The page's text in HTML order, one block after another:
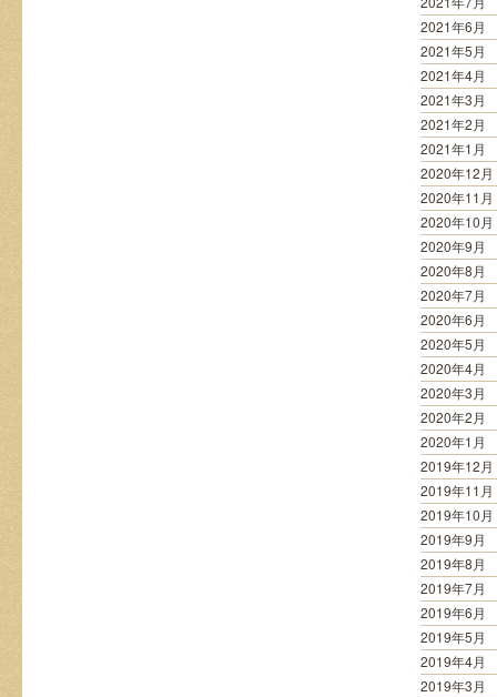
2021年6月
2021年5月
2021年4月
2021年3月
2021年2月
2021年1月
2020年12月
2020年11月
2020年10月
2020年9月
2020年8月
2020年7月
2020年6月
2020年5月
2020年4月
2020年3月
2020年2月
2020年1月
2019年12月
2019年11月
2019年10月
2019年9月
2019年8月
2019年7月
2019年6月
2019年5月
2019年4月
2019年3月